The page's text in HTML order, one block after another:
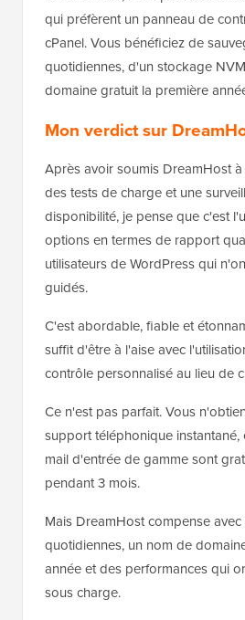
qui préfèrent un panneau de
cPanel. Vous bénéficiez de
quotidiennes, d'un stockage
domaine gratuit la première
Mon verdict sur
Après avoir soumis DreamHost
des tests de charge et une
disponibilité, je pense que c'est
options en termes de rapport
utilisateurs de WordPress qui
guidés.
C'est abordable, fiable et
suffit d'être à l'aise avec
contrôle personnalisé au lieu de
Ce n'est pas parfait. Vous
support téléphonique instantané,
mail d'entrée de gamme sont
pendant 3 mois.
Mais DreamHost compense
quotidiennes, un nom de
année et des performances qui
sous charge.